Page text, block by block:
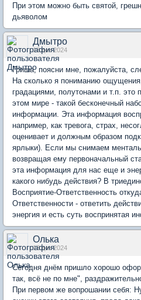
При этом можно быть святой,
дьяволом
Дмытро
13 дек 2024
Гриша, поясни мне, пожалуйста,
На сколько я пониманию
градациями, полутонами и т.п. это
этом мире - такой бесконечный
информации. Эта информация
например, как тревога, страх,
оценивает и должным образом
ярлыки). Если мы снимаем
возвращая ему первоначальный
эта информация для нас еще и
какого нибудь действия? В
Восприятие-Ответственность
Ответственности - ответить
энергия и есть суть воспринятая
Олька
13 дек 2024
Сегодня днём пришло хорошо
так, всё не по мне",
При первом же вопрошании себя: